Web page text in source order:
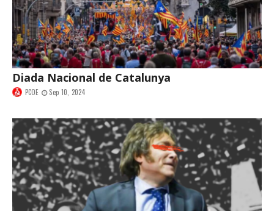
Diada Nacional de Catalunya
PCOE Sep 10, 2024